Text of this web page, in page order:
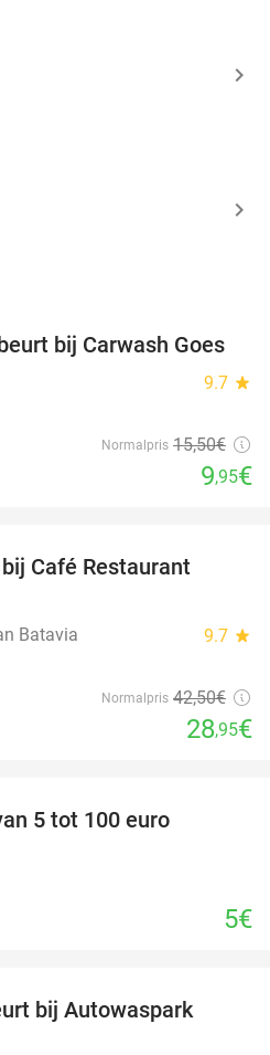
36%
bij Carwash Goes
9.7 star
Normalpris 15,50€
9,95€
Café Restaurant
Batavia 9.7 star
Normalpris 42,50€
28,95€
5 tot 100 euro
5€
bij Autowaspark